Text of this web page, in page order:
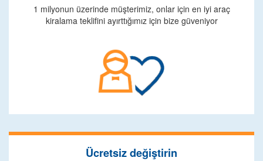
1 milyonun üzerinde müşterimiz, onlar için en iyi araç
kiralama teklifini ayırttığımız için bize güveniyor
Ücretsiz değiştirin